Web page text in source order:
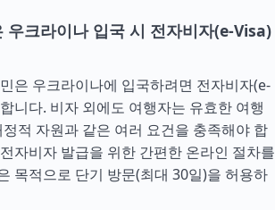
우크라이나 입국 시 전자비자(e-Visa)
은 우크라이나에 입국하려면 전자비자(e-
니다. 비자 외에도 여행자는 유효한 여행
적 자원과 같은 여러 요건을 충족해야 합
자비자 발급을 위한 간편한 온라인 절차를
목적으로 단기 방문(최대 30일)을 허용하